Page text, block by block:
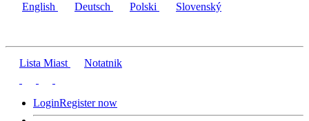
English Deutsch Polski Slovenský
Lista Miast Notatnik
LoginRegister now